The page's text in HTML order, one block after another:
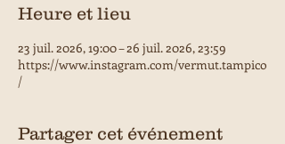
Heure et lieu
23 juil. 2026, 19:00 – 26 juil. 2026, 23:59
https://www.instagram.com/vermut.tampico
/
Partager cet événement